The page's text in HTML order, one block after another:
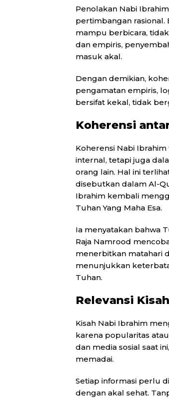
Penolakan Nabi
pertimbangan rasional.
mampu berbicara,
dan empiris,
masuk akal.
Dengan demikian,
pengamatan empiris,
bersifat kekal, tidak
Koherensi
Koherensi Nabi
internal, tetapi juga
orang lain. Hal ini
disebutkan dalam Al-
Ibrahim kembali
Tuhan Yang Maha Esa.
Ia menyatakan bahwa
Raja Namrood
menerbitkan matahari
menunjukkan
Tuhan.
Relevansi
Kisah Nabi Ibrahim
karena popularitas
dan media sosial saat
memadai.
Setiap informasi perlu
dengan akal sehat.